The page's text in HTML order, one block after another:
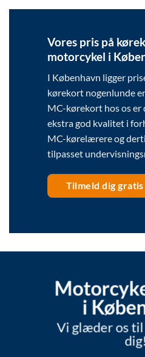
Vores pris på
motorcykel i
I København ligger
kørekort nogenlunde
MC-kørekort hos os
ekstra god kvalitet i
MC-kørelærere og
tilpasset
Tilmeld dig
i
Vi glæder os til
dig!